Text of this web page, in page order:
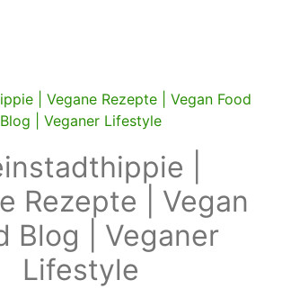
|
Rezepte | Vegan
Blog | Veganer
Lifestyle